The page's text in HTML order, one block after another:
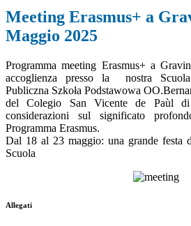
Meeting Erasmus+ a
Maggio 2025
Programma meeting Erasmus+ a
accoglienza presso la nostra
Publiczna Szkoła Podstawowa
del Colegio San Vicente de Paùl di
considerazioni sul significato
Programma Erasmus.
Dal 18 al 23 maggio: una grande festa
Scuola
Allegati